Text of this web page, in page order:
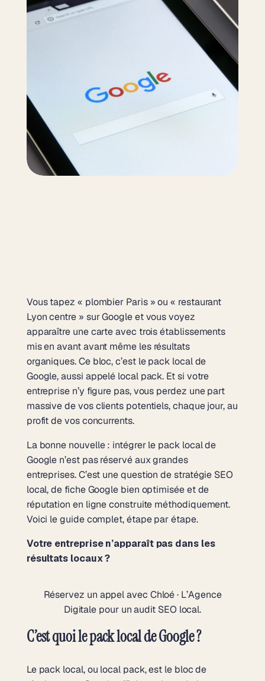
Vous tapez « plombier Paris » ou « restaurant
Lyon centre » sur Google et vous voyez
apparaître une carte avec trois établissements
mis en avant avant même les résultats
organiques. Ce bloc, c’est le pack local de
Google, aussi appelé local pack. Et si votre
entreprise n’y figure pas, vous perdez une part
massive de vos clients potentiels, chaque jour, au
profit de vos concurrents.
La bonne nouvelle : intégrer le pack local de
Google n’est pas réservé aux grandes
entreprises. C’est une question de stratégie SEO
local, de fiche Google bien optimisée et de
réputation en ligne construite méthodiquement.
Voici le guide complet, étape par étape.
Votre entreprise n’apparaît pas dans les
résultats locaux ?
Réservez un appel avec Chloé · L’Agence
Digitale pour un audit SEO local.
C’est quoi le pack local de Google ?
Le pack local, ou local pack, est le bloc de